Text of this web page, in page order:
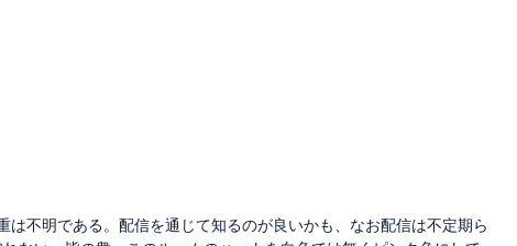
不明である。配信を通じて知るのが良いかも、なお配信は不定期ら